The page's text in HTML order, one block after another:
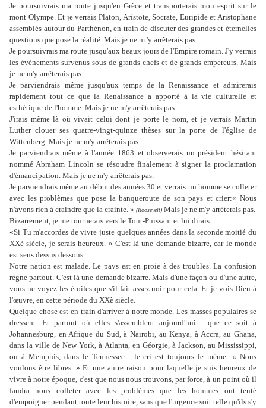
Je poursuivrais ma route jusqu'en Grèce et transporterais mon esprit sur le
mont Olympe. Et je verrais Platon, Aristote, Socrate, Euripide et Aristophane
assemblés autour du Parthénon, en train de discuter des grandes et éternelles
questions que pose la réalité. Mais je ne m 'y arrêterais pas.
Je poursuivrais ma route jusqu'aux beaux jours de l'Empire romain. J'y verrais
les événements survenus sous de grands chefs et de grands empereurs. Mais
je ne m'y arrêterais pas.
Je parviendrais même jusqu'aux temps de la Renaissance et admirerais
rapidement tout ce que la Renaissance a apporté à la vie culturelle et
esthétique de l'homme. Mais je ne m'y arrêterais pas.
J'irais même là où vivait celui dont je porte le nom, et je verrais Martin
Luther clouer ses quatre-vingt-quinze thèses sur la porte de l'église de
Wittenberg. Mais je ne m'y arrêterais pas.
Je parviendrais même à l'année 1863 et observerais un président hésitant
nommé Abraham Lincoln se résoudre finalement à signer la proclamation
d'émancipation. Mais je ne m'y arrêterais pas.
Je parviendrais même au début des années 30 et verrais un homme se colleter
avec les problèmes que pose la banqueroute de son pays et crier:« Nous
n'avons rien à craindre que la crainte. » (Roosevelt) Mais je ne m'y arrêterais pas.
Bizarrement, je me tournerais vers le Tout-Puissant et lui dirais:
«Si Tu m'accordes de vivre juste quelques années dans la seconde moitié du
XXè siècle, je serais heureux. » C'est là une demande bizarre, car le monde
est sens dessus dessous.
Notre nation est malade. Le pays est en proie à des troubles. La confusion
règne partout. C'est là une demande bizarre. Mais d'une façon ou d'une autre,
vous ne voyez les étoiles que s'il fait assez noir pour cela. Et je vois Dieu à
l'œuvre, en cette période du XXè siècle.
Quelque chose est en train d'arriver à notre monde. Les masses populaires se
dressent. Et partout où elles s'assemblent aujourd'hui - que ce soit à
Johannesburg, en Afrique du Sud, à Nairobi, au Kenya, à Accra, au Ghana,
dans la ville de New York, à Atlanta, en Géorgie, à Jackson, au Mississippi,
ou à Memphis, dans le Tennessee - le cri est toujours le même: « Nous
voulons être libres. » Et une autre raison pour laquelle je suis heureux de
vivre à notre époque, c'est que nous nous trouvons, par force, à un point où il
faudra nous colleter avec les problèmes que les hommes ont tenté
d'empoigner pendant toute leur histoire, sans que l'urgence soit telle qu'ils s'y